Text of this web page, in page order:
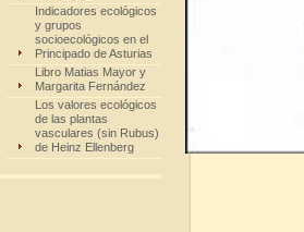
Indicadores ecológicos
y grupos
socioecológicos en el
Principado de Asturias
Libro Matias Mayor y
Margarita Fernández
Los valores ecológicos
de las plantas
vasculares (sin Rubus)
de Heinz Ellenberg